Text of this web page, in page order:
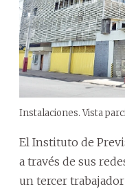
Instalaciones. Vista
El Instituto de
a través de sus
un tercer